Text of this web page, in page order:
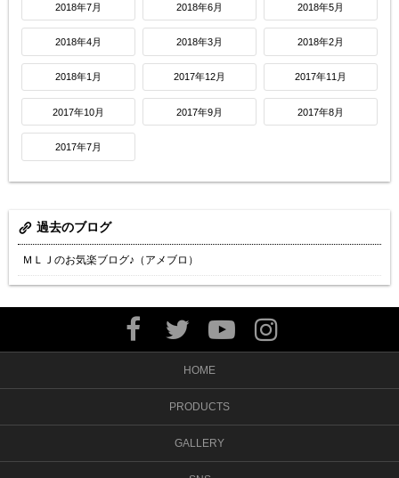
2018年7月 2018年6月 2018年5月
2018年4月 2018年3月 2018年2月
2018年1月 2017年12月 2017年11月
2017年10月 2017年9月 2017年8月
2017年7月
過去のブログ
ＭＬＪのお気楽ブログ♪（アメブロ）
HOME
PRODUCTS
GALLERY